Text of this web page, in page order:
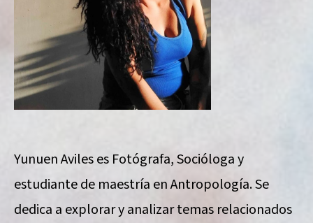
Yunuen Aviles es Fotógrafa, Socióloga y
estudiante de maestría en Antropología. Se
dedica a explorar y analizar temas relacionados